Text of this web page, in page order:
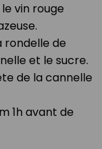
vin rouge
rondelle de
et le sucre.
de la cannelle
1h avant de